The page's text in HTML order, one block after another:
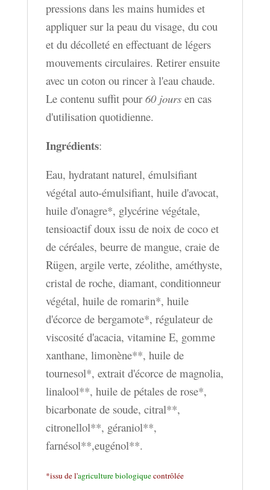
pressions dans les mains humides et
appliquer sur la peau du visage, du cou
et du décolleté en effectuant de légers
mouvements circulaires. Retirer ensuite
avec un coton ou rincer à l'eau chaude.
Le contenu suffit pour 60 joursen cas
d'utilisation quotidienne.
Ingrédients:
Eau, hydratant naturel, émulsifiant
végétal auto-émulsifiant, huile d'avocat,
huile d'onagre*, glycérine végétale,
tensioactif doux issu de noix de coco et
de céréales, beurre de mangue, craie de
Rügen, argile verte, zéolithe, améthyste,
cristal de roche, diamant, conditionneur
végétal, huile de romarin*, huile
d'écorce de bergamote*, régulateur de
viscosité d'acacia, vitamine E, gomme
xanthane, limonène**, huile de
tournesol*, extrait d'écorce de magnolia,
linalool**, huile de pétales de rose*,
bicarbonate de soude, citral**,
citronellol**, géraniol**,
farnésol**,eugénol**.
*issu de l'agriculture biologiquecontrôlée